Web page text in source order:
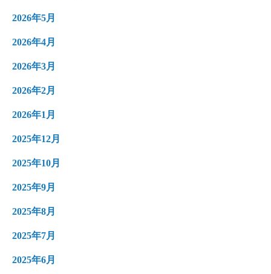
2026年5月
2026年4月
2026年3月
2026年2月
2026年1月
2025年12月
2025年10月
2025年9月
2025年8月
2025年7月
2025年6月